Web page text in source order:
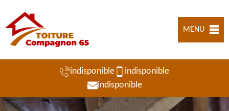
MENU
indisponible
indisponible
indisponible